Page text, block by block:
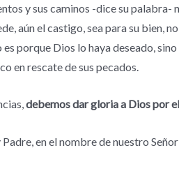
y sus caminos -dice su
aún el castigo, sea para su bien,
porque Dios lo haya deseado,
en rescate de sus pecados.
debemos dar gloria a Dios por
en el nombre de nuestro